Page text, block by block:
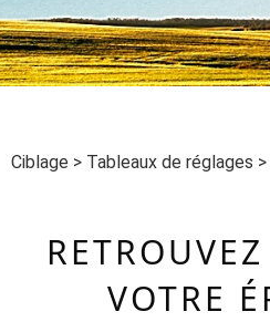
Ciblage > Tableaux de réglages >
VOTRE